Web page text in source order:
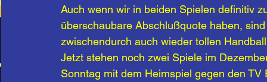
Auch wenn wir in beiden Spielen definitiv
überschaubare Abschlußquote haben,
zwischendurch auch wieder tollen
Jetzt stehen noch zwei Spiele im
Sonntag mit dem Heimspiel gegen den